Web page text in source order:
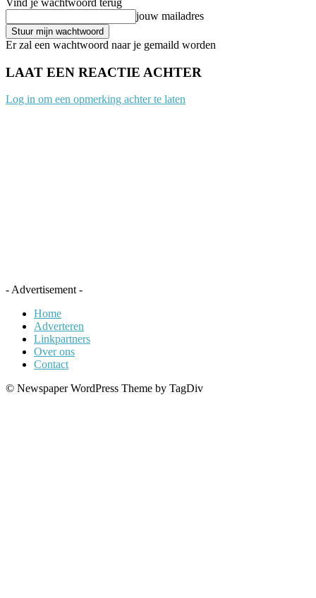
jouw mailadres
Er zal een wachtwoord naar je gemaild worden
LAAT EEN REACTIE ACHTER
Log in om een opmerking achter te laten
- Advertisement -
Home
Adverteren
Linkpartners
Over ons
Contact
© Newspaper WordPress Theme by TagDiv